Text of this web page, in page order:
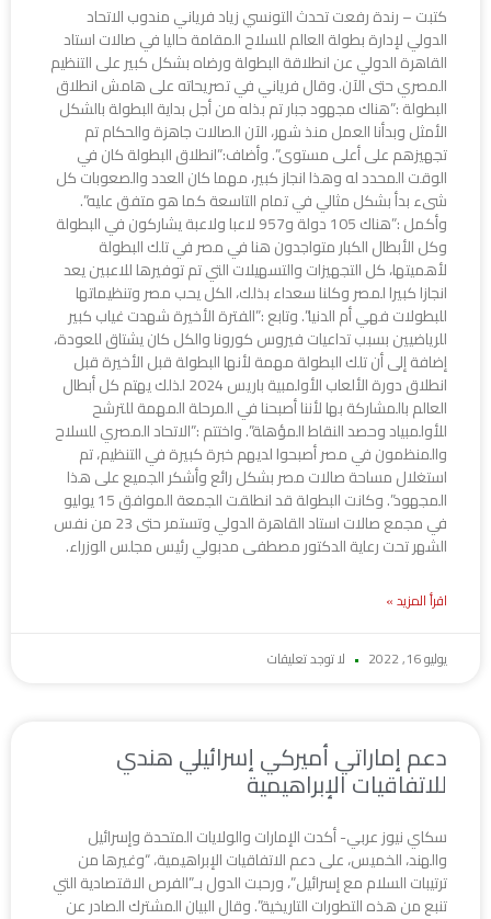
كتبت – رندة رفعت تحدث التونسي زياد فرياني مندوب الاتحاد
الدولي لإدارة بطولة العالم للسلاح المقامة حاليا في صالات استاد
القاهرة الدولي عن انطلاقة البطولة ورضاه بشكل كبير على التنظيم
المصري حتى الآن. وقال فرياني في تصريحاته على هامش انطلاق
البطولة :”هناك مجهود جبار تم بذله من أجل بداية البطولة بالشكل
الأمثل وبدأنا العمل منذ شهر، الآن الصالات جاهزة والحكام تم
تجهيزهم على أعلى مستوى”. وأضاف:”انطلاق البطولة كان في
الوقت المحدد له وهذا انجاز كبير، مهما كان العدد والصعوبات كل
شىء بدأ بشكل مثالي في تمام التاسعة كما هو متفق عليه”.
وأكمل :”هناك 105 دولة و957 لاعبا ولاعبة يشاركون في البطولة
وكل الأبطال الكبار متواجدون هنا في مصر في تلك البطولة
لأهميتها، كل التجهيزات والتسهيلات التي تم توفيرها للاعبين يعد
انجازا كبيرا لمصر وكلنا سعداء بذلك، الكل يحب مصر وتنظيماتها
للبطولات فهي أم الدنيا”. وتابع :”الفترة الأخيرة شهدت غياب كبير
للرياضيين بسبب تداعيات فيروس كورونا والكل كان يشتاق للعودة،
إضافة إلى أن تلك البطولة مهمة لأنها البطولة قبل الأخيرة قبل
انطلاق دورة الألعاب الأولمبية باريس 2024 لذلك يهتم كل أبطال
العالم بالمشاركة بها لأننا أصبحنا في المرحلة المهمة للترشح
للأولمبياد وحصد النقاط المؤهلة”. واختتم :”الاتحاد المصري للسلاح
والمنظمون في مصر أصبحوا لديهم خبرة كبيرة في التنظيم، تم
استغلال مساحة صالات مصر بشكل رائع وأشكر الجميع على هذا
المجهود”. وكانت البطولة قد انطلقت الجمعة الموافق 15 يوليو
في مجمع صالات استاد القاهرة الدولي وتستمر حتى 23 من نفس
الشهر تحت رعاية الدكتور مصطفى مدبولي رئيس مجلس الوزراء.
اقرأ المزيد »
يوليو 16, 2022 لا توجد تعليقات
دعم إماراتي أميركي إسرائيلي هندي
للاتفاقيات الإبراهيمية
سكاي نيوز عربي- أكدت الإمارات والولايات المتحدة وإسرائيل
والهند، الخميس، على دعم الاتفاقيات الإبراهيمية، “وغيرها من
ترتيبات السلام مع إسرائيل”، ورحبت الدول بـ”الفرص الاقتصادية التي
تنبع من هذه التطورات التاريخية”. وقال البيان المشترك الصادر عن